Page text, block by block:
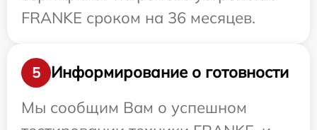
FRANKE сроком на 36 месяцев.
5
Информирование о готовности
Мы сообщим Вам о успешном